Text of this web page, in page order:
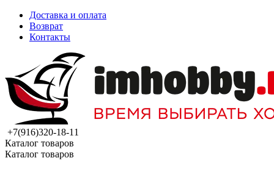
Доставка и оплата
Возврат
Контакты
+7(916)320-18-11
Каталог товаров
Каталог товаров